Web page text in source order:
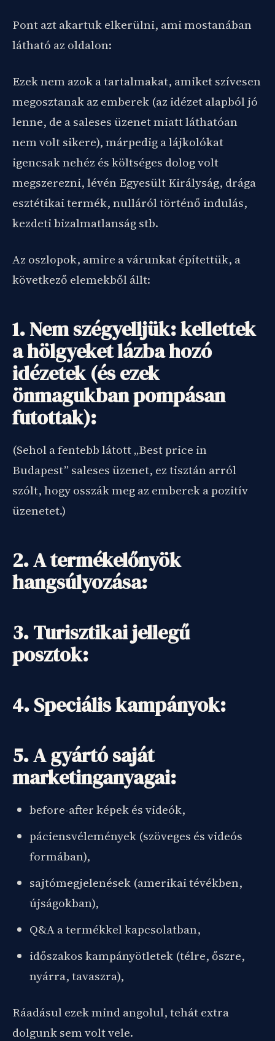
Pont azt akartuk elkerülni, ami mostanában
látható az oldalon:
Ezek nem azok a tartalmakat, amiket szívesen
megosztanak az emberek (az idézet alapból jó
lenne, de a saleses üzenet miatt láthatóan
nem volt sikere), márpedig a lájkolókat
igencsak nehéz és költséges dolog volt
megszerezni, lévén Egyesült Királyság, drága
esztétikai termék, nulláról történő indulás,
kezdeti bizalmatlanság stb.
Az oszlopok, amire a várunkat építettük, a
következő elemekből állt:
1. Nem szégyelljük: kellettek
a hölgyeket lázba hozó
idézetek (és ezek
önmagukban pompásan
futottak):
(Sehol a fentebb látott „Best price in
Budapest” saleses üzenet, ez tisztán arról
szólt, hogy osszák meg az emberek a pozitív
üzenetet.)
2. A termékelőnyök
hangsúlyozása:
3. Turisztikai jellegű
posztok:
4. Speciális kampányok:
5. A gyártó saját
marketinganyagai:
before-after képek és videók,
páciensvélemények (szöveges és videós
formában),
sajtómegjelenések (amerikai tévékben,
újságokban),
Q&A a termékkel kapcsolatban,
időszakos kampányötletek (télre, őszre,
nyárra, tavaszra),
Ráadásul ezek mind angolul, tehát extra
dolgunk sem volt vele.